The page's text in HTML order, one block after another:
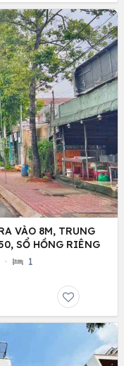
VÀO 8M, TRUNG
SỔ HỒNG RIÊNG
· 1